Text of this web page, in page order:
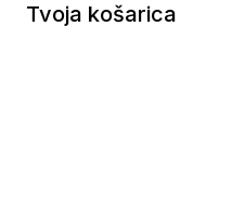
Tvoja košarica